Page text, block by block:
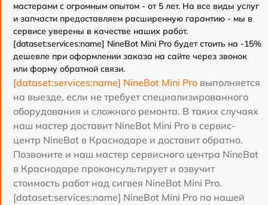
мастерами с огромным опытом - от 5 лет. На все виды услуг
и запчасти предоставляем расширенную гарантию - мы в
сервисе уверены в качестве наших работ.
[dataset:services:name] NineBot Mini Pro будет стоить на -15%
дешевле при оформлении заказа на сайте через звонок
или форму обратной связи.
[dataset:services:name] NineBot Mini Pro выполняется
на выезде, если не требует специализированного
оборудования и сложного ремонта. В таких случаях
наш мастер доставит NineBot Mini Pro в сервис-
центр NineBot в Краснодаре и доставит обратно.
Позвоните и наш мастер сервисного центра NineBot
в Краснодаре проконсультирует и озвучит
стоимость работ над сигвея NineBot Mini Pro.
[dataset:services:name] NineBot Mini Pro по нашей